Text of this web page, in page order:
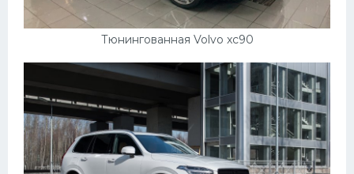
Тюнингованная Volvo xc90